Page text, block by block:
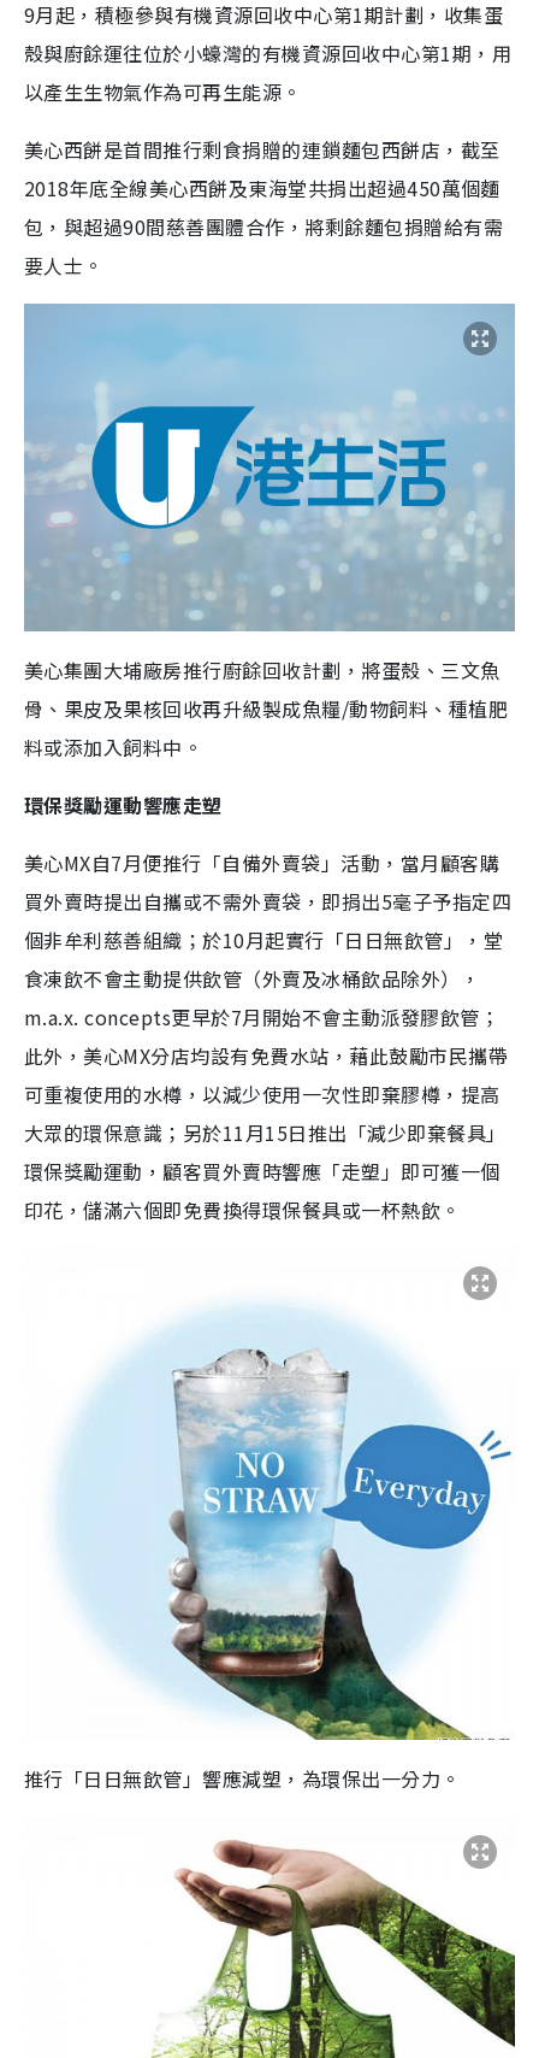
9月起，積極參與有機資源回收中心第1期計劃，收集蛋
殼與廚餘運往位於小蠔灣的有機資源回收中心第1期，用
以產生生物氣作為可再生能源。
美心西餅是首間推行剩食捐贈的連鎖麵包西餅店，截至
2018年底全線美心西餅及東海堂共捐出超過450萬個麵
包，與超過90間慈善團體合作，將剩餘麵包捐贈給有需
要人士。
美心集團大埔廠房推行廚餘回收計劃，將蛋殼、三文魚
骨、果皮及果核回收再升級製成魚糧/動物飼料、種植肥
料或添加入飼料中。
環保獎勵運動響應走塑
美心MX自7月便推行「自備外賣袋」活動，當月顧客購
買外賣時提出自攜或不需外賣袋，即捐出5毫子予指定四
個非牟利慈善組織；於10月起實行「日日無飲管」，堂
食凍飲不會主動提供飲管（外賣及冰桶飲品除外），
m.a.x. concepts更早於7月開始不會主動派發膠飲管；
此外，美心MX分店均設有免費水站，藉此鼓勵市民攜帶
可重複使用的水樽，以減少使用一次性即棄膠樽，提高
大眾的環保意識；另於11月15日推出「減少即棄餐具」
環保獎勵運動，顧客買外賣時響應「走塑」即可獲一個
印花，儲滿六個即免費換得環保餐具或一杯熱飲。
推行「日日無飲管」響應減塑，為環保出一分力。